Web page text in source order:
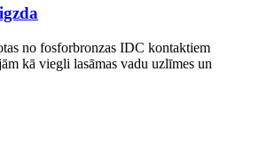
no fosforbronzas IDC kontaktiem
kā viegli lasāmas vadu uzlīmes un